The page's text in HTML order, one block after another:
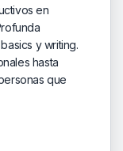
en
y writing.
hasta
que